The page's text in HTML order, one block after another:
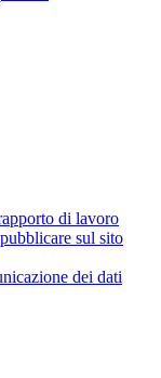
di lavoro
sul sito
dei dati